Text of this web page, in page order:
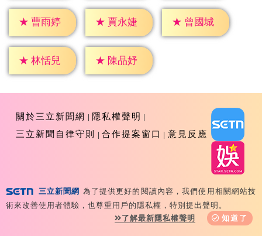
★ 曹雨婷 ★ 賈永婕 ★ 曾國城
★ 林恬兒 ★ 陳品妤
關於三立新聞網
隱私權聲明
三立新聞自律守則
合作提案窗口 意見反應
Copyright ©2026 Sanlih E-Television All Rights
Reserved 版權所有 盜用必究 台北市內湖區舊宗路一段159
號 02-8792-8888
三立新聞網 為了提供更好的閱讀內容，我們使用相關網站技
術來改善使用者體驗，也尊重用戶的隱私權，特別提出聲明。
了解最新隱私權聲明
知道了